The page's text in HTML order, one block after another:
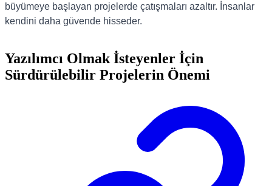
büyümeye başlayan projelerde çatışmaları azaltır. İnsanlar
kendini daha güvende hisseder.
Yazılımcı Olmak İsteyenler İçin
Sürdürülebilir Projelerin Önemi